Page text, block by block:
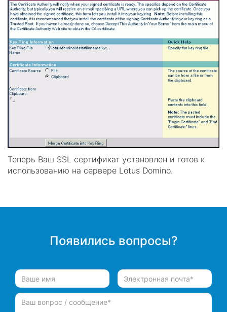
Теперь Ваш SSL сертификат установлен и готов к
использованию на сервере Lotus Domino.
Появились вопросы?